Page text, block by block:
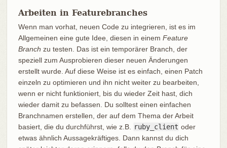
Arbeiten in Featurebranches
Wenn man vorhat, neuen Code zu integrieren, ist es im
Allgemeinen eine gute Idee, diesen in einem Feature
Branch zu testen. Das ist ein temporärer Branch, der
speziell zum Ausprobieren dieser neuen Änderungen
erstellt wurde. Auf diese Weise ist es einfach, einen Patch
einzeln zu optimieren und ihn nicht weiter zu bearbeiten,
wenn er nicht funktioniert, bis du wieder Zeit hast, dich
wieder damit zu befassen. Du solltest einen einfachen
Branchnamen erstellen, der auf dem Thema der Arbeit
basiert, die du durchführst, wie z.B.
ruby_client oder
etwas ähnlich Aussagekräftiges. Dann kannst du dich